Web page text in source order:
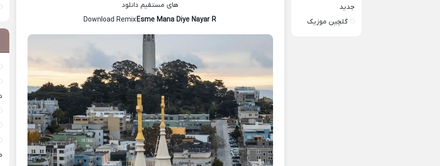
های مستقیم دانلود
Esme Mana Diye Nayar R
جدید
گلچین موزیک